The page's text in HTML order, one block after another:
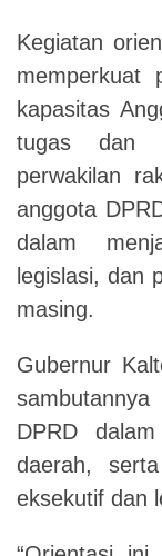
Kegiatan
memperkuat
kapasitas
tugas dan
perwakilan
anggota
dalam
legislasi, dan
masing.
Gubernur
DPRD
daerah,
eksekutif dan